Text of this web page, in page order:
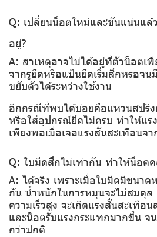
Q: เปลี่ยนน็อตใหม่และขันแน่นแล้
อยู่?
A: สาเหตุอาจไม่ได้อยู่ที่ตัวน็อตเพี
จากรูยึดหรือแป้นยึดเริ่มสึกหรอจ
ขยับตัวได้ระหว่างใช้งาน
อีกกรณีที่พบได้บ่อยคือแหวนสปริ
หรือใส่อุปกรณ์ยึดไม่ครบ ทำให้แ
เพียงพอเมื่อเจอแรงสั่นสะเทือนจ
Q: ใบมีดสึกไม่เท่ากัน ทำให้น็อตค
A: ได้จริง เพราะเมื่อใบมีดมีขนา
กัน น้ำหนักในการหมุนจะไม่สมดุล
ความเร็วสูง จะเกิดแรงสั่นสะเทือ
และน็อตรับแรงกระแทกมากขึ้น จ
กว่าปกติ